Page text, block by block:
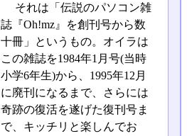
それは「伝説のパソコン雑
誌『Oh!mz』を創刊号から数
十冊」というもの。オイラは
この雑誌を1984年1月号(当時
小学6年生)から、1995年12月
に廃刊になるまで、さらには
奇跡の復活を遂げた復刊号ま
で、キッチリと楽しんでお